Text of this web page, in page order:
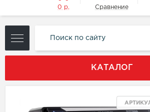
0 р. Сравнение
КАТАЛОГ